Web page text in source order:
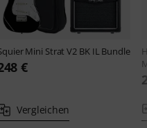
Mini Strat V2 BK IL Bundle
€
Vergleichen